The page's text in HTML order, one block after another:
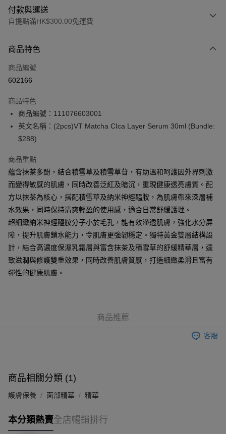
付款與運送
自提點滿HK$300.00免運費
信用卡
Apple Pay
PayMe
WeChat Pay
送貨方式
順豐自助櫃 - 確認發貨後1-3個工作天送達
每筆HK$65.00，滿HK$300.00或以上免運費
順豐站及營業點 - 確認發貨後1-3個工作天送達
每筆HK$65.00，滿HK$300.00或以上免運費
取。逾期會取消訂單，並不會安排重寄
商品特色
商品編號
602166
商品特色
商品編號：111076603001
英文名稱：(2pcs)VT Matcha CIca Layer Serum 30ml (Bundle:
$288)
商品重點
蘊含抹茶多酚，結合積雪草及積雪草苷，有助溫和呵護因外界刺激
而變得敏感的肌膚，同時改善泛紅及暗沉，重現健康透亮膚質。配
方以抹茶為核心，搭配積雪草及納米神經醯胺，為肌膚帶來深層補
水效果，同時保持清爽輕盈的使用感，適合日常舒緩護理。
超細緻納米神經醯胺分子小於毛孔，能有效滲透肌膚，強化水分屏
障，提升肌膚鎖水能力，令肌膚更強韌穩定。獨特黃金雙層結構設
計，結合高濃度保濕乳霜層與富含抹茶及積雪草的舒緩精華層，達
致滋潤與修護雙重效果，同時改善肌膚質感，打造細緻柔滑且富有
彈性的健康肌膚。
商品推薦
客服
商品相關分類 (1)
護膚保養 面部精華 精華
本分類熱賣全店暢銷排行